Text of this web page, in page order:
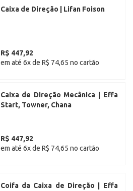
Caixa de Direção | Lifan Foison
R$ 447,92
em até 6x de R$ 74,65 no cartão
Caixa de Direção Mecânica | Effa
Start, Towner, Chana
R$ 447,92
em até 6x de R$ 74,65 no cartão
Coifa da Caixa de Direção | Effa